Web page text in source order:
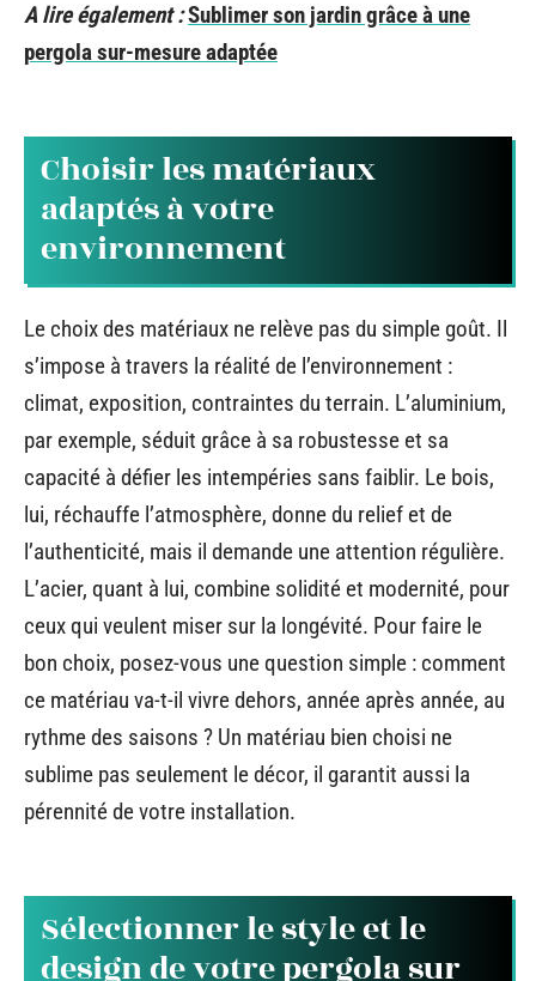
A lire également :Sublimer son jardin grâce à une
pergola sur-mesure adaptée
Choisir les matériaux
adaptés à votre
environnement
Le choix des matériaux ne relève pas du simple goût. Il
s’impose à travers la réalité de l’environnement :
climat, exposition, contraintes du terrain. L’aluminium,
par exemple, séduit grâce à sa robustesse et sa
capacité à défier les intempéries sans faiblir. Le bois,
lui, réchauffe l’atmosphère, donne du relief et de
l’authenticité, mais il demande une attention régulière.
L’acier, quant à lui, combine solidité et modernité, pour
ceux qui veulent miser sur la longévité. Pour faire le
bon choix, posez-vous une question simple : comment
ce matériau va-t-il vivre dehors, année après année, au
rythme des saisons ? Un matériau bien choisi ne
sublime pas seulement le décor, il garantit aussi la
pérennité de votre installation.
Sélectionner le style et le
design de votre pergola sur